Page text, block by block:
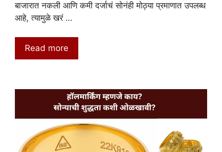
बाजारात नकली आणि कमी दर्जाचं सोनंही मोठ्या प्रमाणात उपलब्ध
आहे, त्यामुळे खरं …
Read more